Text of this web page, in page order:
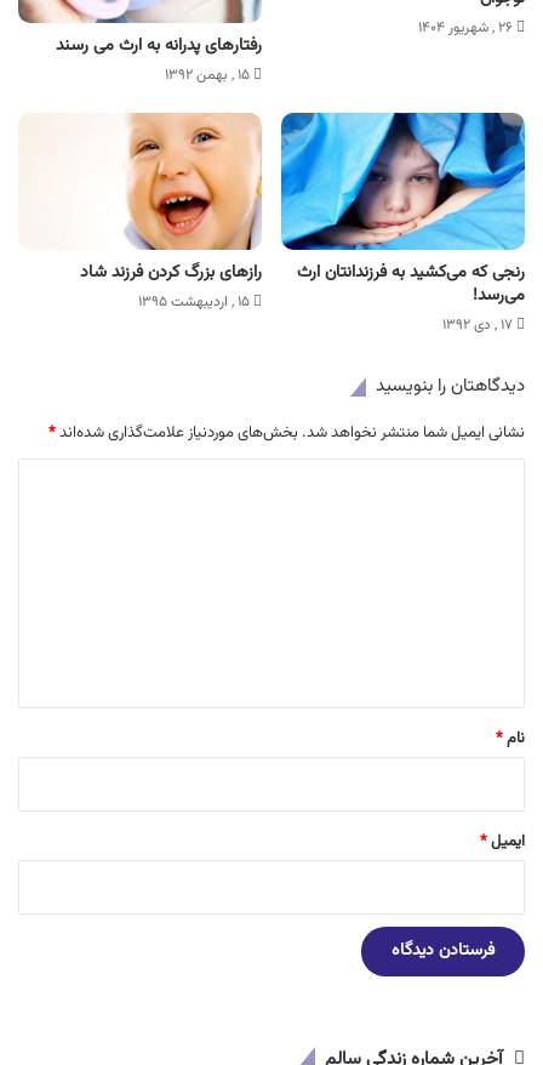
۲۶ , شهریور ۱۴۰۴
رفتارهای پدرانه به ارث می رسند
۱۵ , بهمن ۱۳۹۲
رنجی که می‌کشید به فرزندانتان ارث
می‌رسد!
۱۷ , دی ۱۳۹۲
رازهای بزرگ کردن فرزند شاد
۱۵ , اردیبهشت ۱۳۹۵
دیدگاهتان را بنویسید
نشانی ایمیل شما منتشر نخواهد شد. بخش‌های موردنیاز علامت‌گذاری شده‌اند*
نام*
ایمیل*